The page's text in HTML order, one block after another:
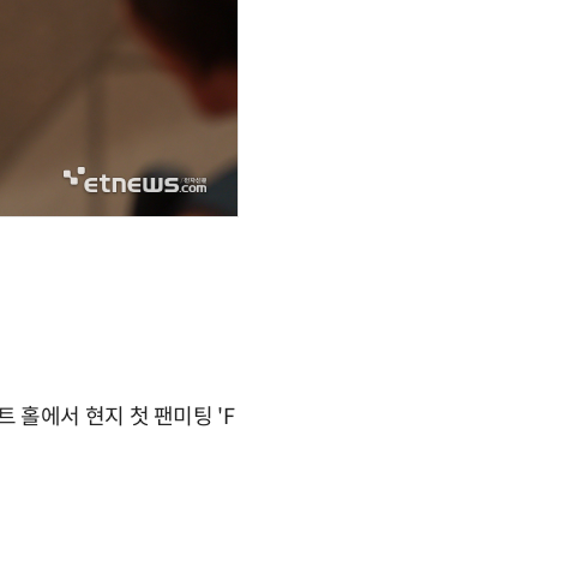
홀에서 현지 첫 팬미팅 'F